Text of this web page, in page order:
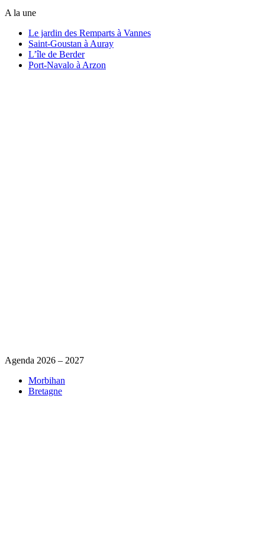
A la une
Le jardin des Remparts à Vannes
Saint-Goustan à Auray
L’île de Berder
Port-Navalo à Arzon
Agenda 2026 – 2027
Morbihan
Bretagne